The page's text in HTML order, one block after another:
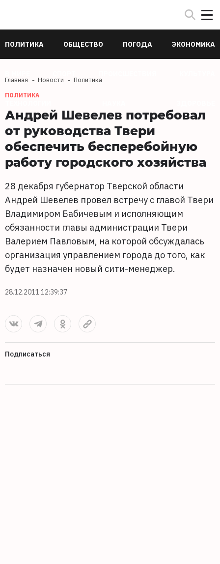
ПОЛИТИКА ОБЩЕСТВО ПОГОДА ЭКОНОМИКА
Главная Новости Политика
ПОЛИТИКА
Андрей Шевелев потребовал
от руководства Твери
обеспечить бесперебойную
работу городского хозяйства
28 декабря губернатор Тверской области
Андрей Шевелев провел встречу с главой Твери
Владимиром Бабичевым и исполняющим
обязанности главы администрации Твери
Валерием Павловым, на которой обсуждалась
организация управлением города до того, как
будет назначен новый сити-менеджер.
28.12.2011 12:39:37
Подписаться